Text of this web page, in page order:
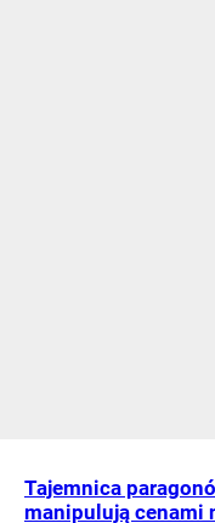
Tajemnica
manipulują cenami